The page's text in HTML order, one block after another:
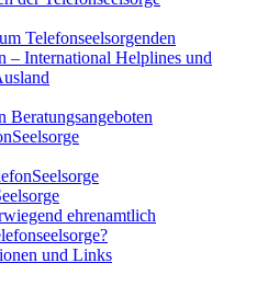
Telefonseelsorgenden
– International Helplines und
Beratungsangeboten
ehrenamtlich
und Links